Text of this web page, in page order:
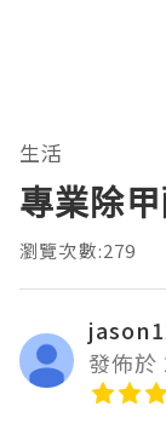
生活
專業除
瀏覽次數:279
發佈於